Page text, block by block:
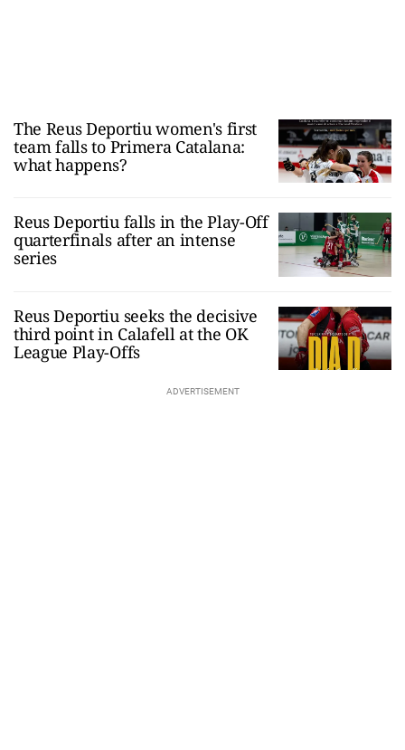
The Reus Deportiu women's first
team falls to Primera Catalana:
what happens?
Reus Deportiu falls in the Play-Off
quarterfinals after an intense
series
Reus Deportiu seeks the decisive
third point in Calafell at the OK
League Play-Offs